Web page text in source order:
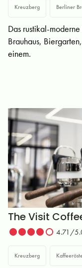
Kreuzberg Berliner
Das rustikal-
Brauhaus,
einem.
The Visit
4.71/
Kreuzberg